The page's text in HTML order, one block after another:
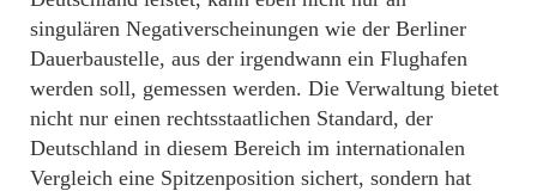
singulären Negativerscheinungen wie der Berliner
Dauerbaustelle, aus der irgendwann ein Flughafen
werden soll, gemessen werden. Die Verwaltung bietet
nicht nur einen rechtsstaatlichen Standard, der
Deutschland in diesem Bereich im internationalen
Vergleich eine Spitzenposition sichert, sondern hat